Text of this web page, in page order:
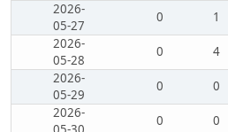
2026-
05-27
0 1
2026-
05-28
0 4
2026-
05-29
0 0
2026-
0 0